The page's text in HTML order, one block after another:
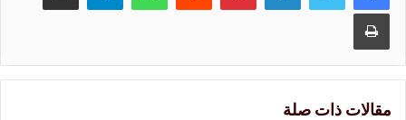
طباعة
مقالات ذات صلة